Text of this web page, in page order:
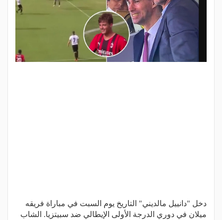
دخل "دانييل مالديني" التاريخ يوم السبت في مباراة فريقه
ميلان في دوري الدرجة الأولى الإيطالي ضد سبيتزيا. الشاب